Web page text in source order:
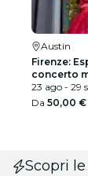
Austin
Firenze:
concerto
23 ago - 29
Da 50,00 €
Scopri